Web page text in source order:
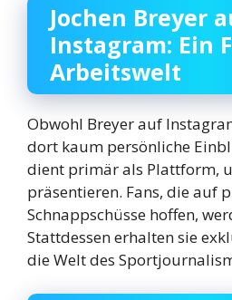
Jochen Breyer
Instagram: Ein
Arbeitswelt
Obwohl Breyer auf
dort kaum persönliche
dient primär als Plattform,
präsentieren. Fans, die auf
Schnappschüsse hoffen,
Stattdessen erhalten sie
die Welt des